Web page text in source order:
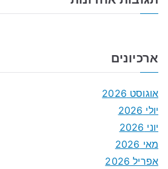
ארכיונים
אוגוסט 2026
יולי 2026
יוני 2026
מאי 2026
אפריל 2026